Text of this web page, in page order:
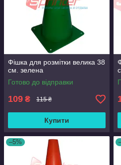
Фішка для розмітки велика 38
см. зелена
Готово до відправки
109 ₴ 115 ₴
Купити
–5%